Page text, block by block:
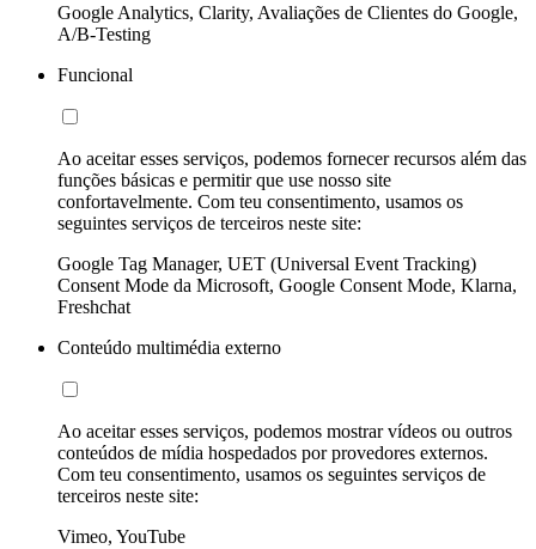
Google Analytics, Clarity, Avaliações de Clientes do Google,
A/B-Testing
Funcional
Ao aceitar esses serviços, podemos fornecer recursos além das
funções básicas e permitir que use nosso site
confortavelmente. Com teu consentimento, usamos os
seguintes serviços de terceiros neste site:
Google Tag Manager, UET (Universal Event Tracking)
Consent Mode da Microsoft, Google Consent Mode, Klarna,
Freshchat
Conteúdo multimédia externo
Ao aceitar esses serviços, podemos mostrar vídeos ou outros
conteúdos de mídia hospedados por provedores externos.
Com teu consentimento, usamos os seguintes serviços de
terceiros neste site:
Vimeo, YouTube